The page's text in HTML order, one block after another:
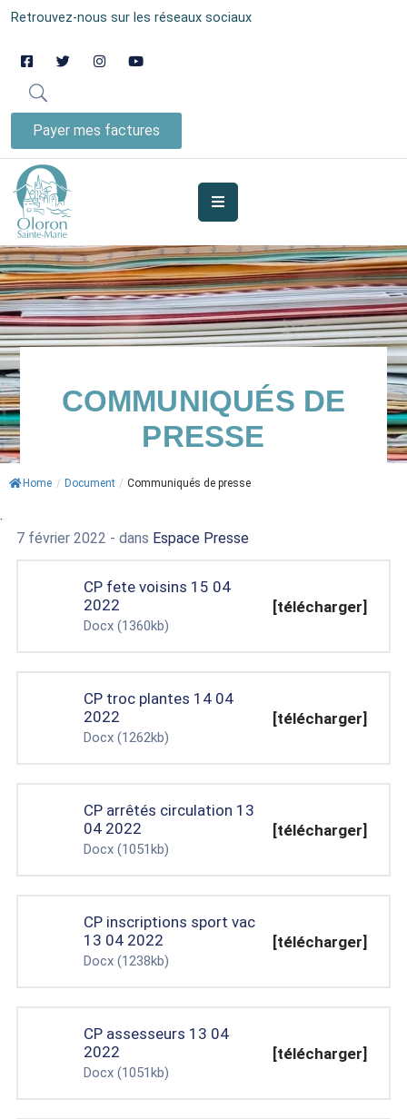
Retrouvez-nous sur les réseaux sociaux
Payer mes factures
AUJOURD’HUI
OLORON
JE
SUIS
MES
SERVICES
VIE
MUNICIPALE
JE
PARTICIPE
ACTUALITÉS
AGENDA
DÉMARCHES
FACTURES
COMMUNIQUÉS DE
PRESSE
Home / Document / Communiqués de presse
.
7 février 2022 - dans Espace Presse
CP fete voisins 15 04
2022
Docx (1360kb)
[télécharger]
CP troc plantes 14 04
2022
Docx (1262kb)
[télécharger]
CP arrêtés circulation 13
04 2022
Docx (1051kb)
[télécharger]
CP inscriptions sport vac
13 04 2022
Docx (1238kb)
[télécharger]
CP assesseurs 13 04
2022
Docx (1051kb)
[télécharger]